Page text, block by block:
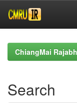
navigationChiangMai
Search